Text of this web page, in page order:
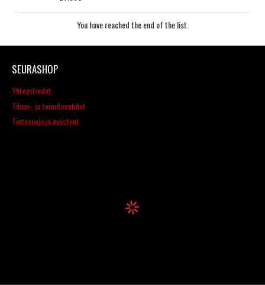
You have reached the end of the list.
SEURASHOP
Yhteystiedot
Tilaus- ja toimitusehdot
Tietosuoja ja evästeet